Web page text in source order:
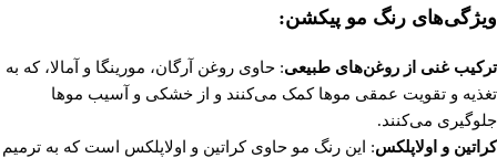
ویژگی‌های رنگ مو پیکشن:
ترکیب غنی از روغن‌های طبیعی: حاوی روغن آرگان، مورینگا و آمالا، که به
تغذیه و تقویت عمقی موها کمک می‌کنند و از خشکی و آسیب موها
جلوگیری می‌کنند.
کراتین و اولاپلکس: این رنگ مو حاوی کراتین و اولاپلکس است که به ترمیم